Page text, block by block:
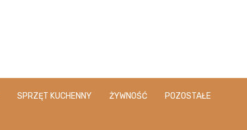
SPRZĘT KUCHENNY ŻYWNOŚĆ POZOSTAŁE